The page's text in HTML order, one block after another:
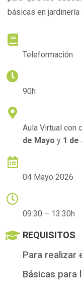
básicas en jardinería
Teleformación
90h
Aula Virtual con
de Mayo y 1 de
04 Mayo 2026
09:30 – 13:30h
REQUISITOS
Para realizar
Básicas para